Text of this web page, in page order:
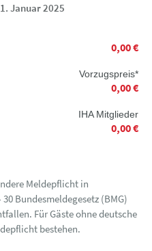
Januar 2025
0,00 €
Vorzugspreis*
0,00 €
IHA Mitglieder
0,00 €
Meldepflicht in
Bundesmeldegesetz (BMG)
Für Gäste ohne deutsche
bestehen.